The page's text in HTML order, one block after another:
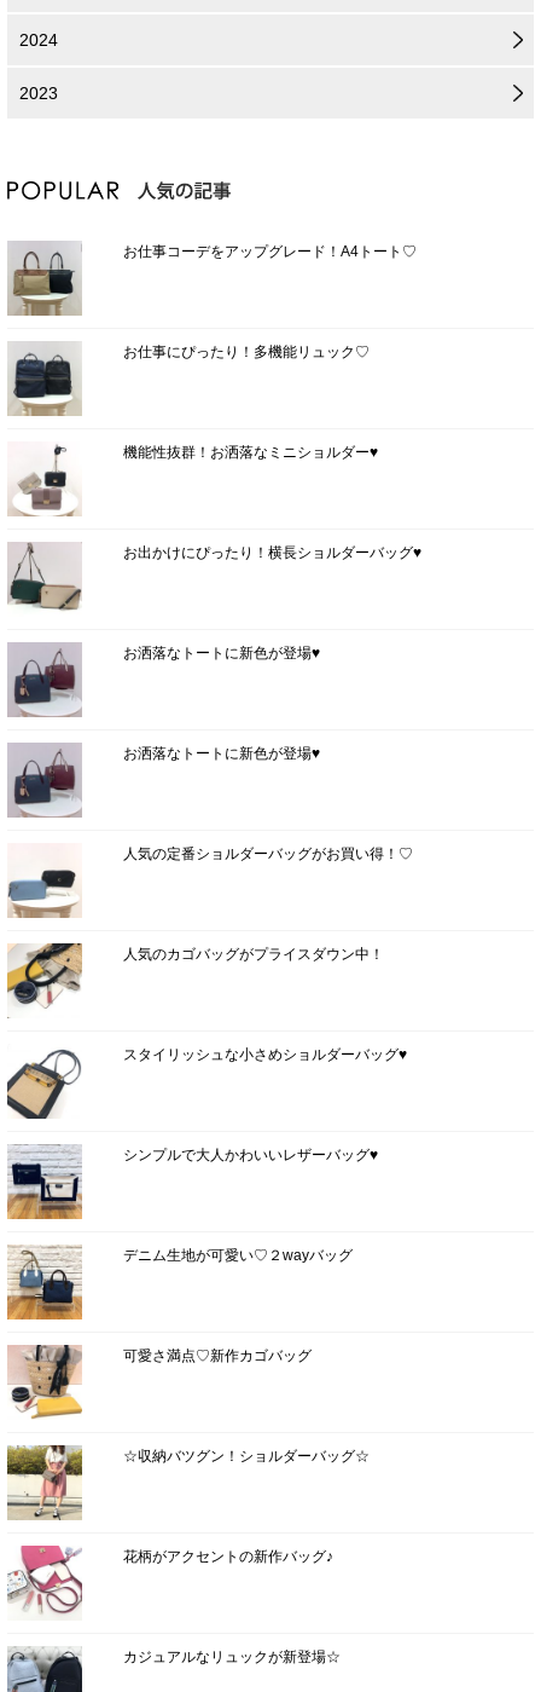
2024
2023
お仕事コーデをアップグレード！A4トート♡
お仕事にぴったり！多機能リュック♡
機能性抜群！お洒落なミニショルダー♥
お出かけにぴったり！横長ショルダーバッグ♥
お洒落なトートに新色が登場♥
お洒落なトートに新色が登場♥
人気の定番ショルダーバッグがお買い得！♡
人気のカゴバッグがプライスダウン中！
スタイリッシュな小さめショルダーバッグ♥
シンプルで大人かわいいレザーバッグ♥
デニム生地が可愛い♡２wayバッグ
可愛さ満点♡新作カゴバッグ
☆収納バツグン！ショルダーバッグ☆
花柄がアクセントの新作バッグ♪
カジュアルなリュックが新登場☆